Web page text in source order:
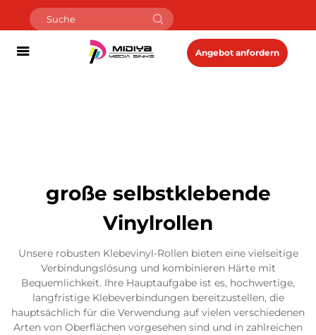
Angebot anfordern
große selbstklebende
Vinylrollen
Unsere robusten Klebevinyl-Rollen bieten eine vielseitige
Verbindungslösung und kombinieren Härte mit
Bequemlichkeit. Ihre Hauptaufgabe ist es, hochwertige,
langfristige Klebeverbindungen bereitzustellen, die
hauptsächlich für die Verwendung auf vielen verschiedenen
Arten von Oberflächen vorgesehen sind und in zahlreichen